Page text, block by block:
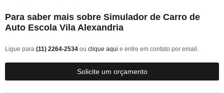
Para saber mais sobre Simulador de Carro de
Auto Escola Vila Alexandria
Ligue para (11) 2264-2534 ou clique aqui e entre em contato por email.
Solicite um orçamento